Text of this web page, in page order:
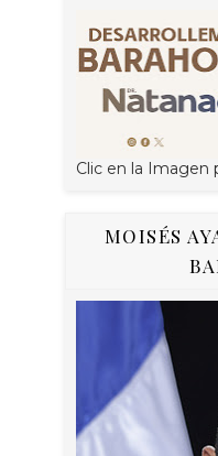
Clic en la Imagen
MOISÉS